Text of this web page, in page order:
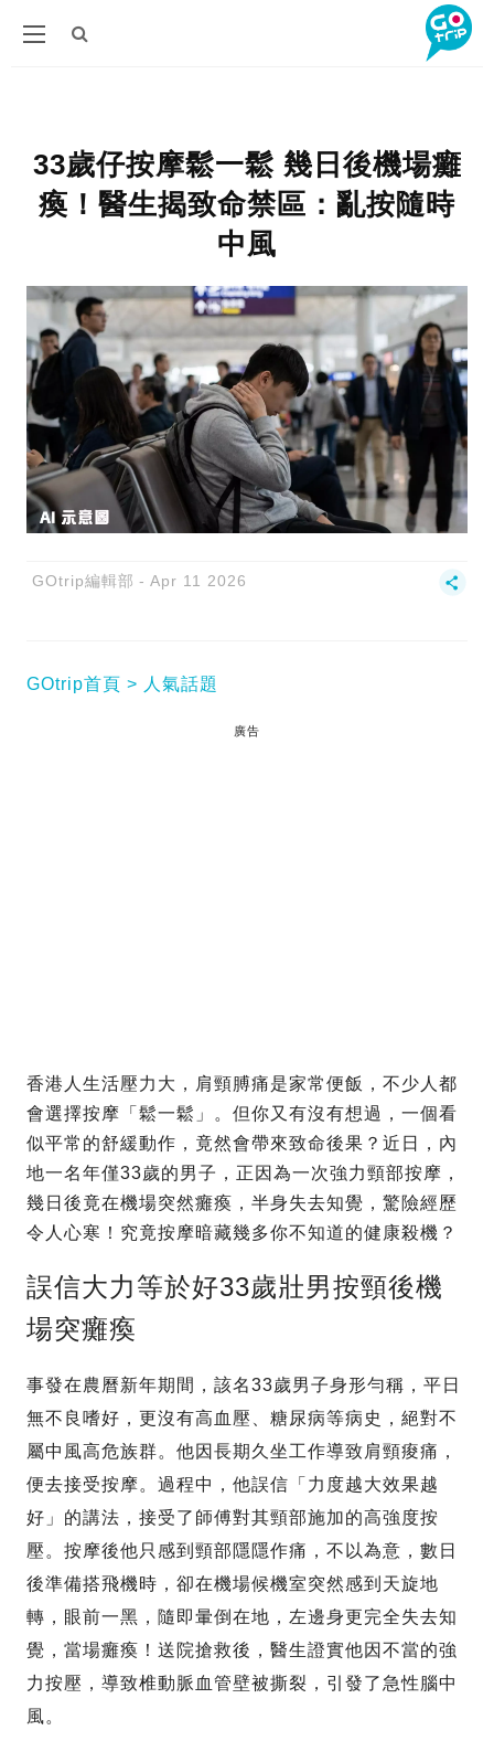
33歲仔按摩鬆一鬆 幾日後機場癱
瘓！醫生揭致命禁區：亂按隨時
中風
GOtrip編輯部 Apr 11 2026
GOtrip首頁 人氣話題
廣告
香港人生活壓力大，肩頸膊痛是家常便飯，不少人都
會選擇按摩「鬆一鬆」。但你又有沒有想過，一個看
似平常的舒緩動作，竟然會帶來致命後果？近日，內
地一名年僅33歲的男子，正因為一次強力頸部按摩，
幾日後竟在機場突然癱瘓，半身失去知覺，驚險經歷
令人心寒！究竟按摩暗藏幾多你不知道的健康殺機？
誤信大力等於好33歲壯男按頸後機
場突癱瘓
事發在農曆新年期間，該名33歲男子身形勻稱，平日
無不良嗜好，更沒有高血壓、糖尿病等病史，絕對不
屬中風高危族群。他因長期久坐工作導致肩頸痠痛，
便去接受按摩。過程中，他誤信「力度越大效果越
好」的講法，接受了師傅對其頸部施加的高強度按
壓。按摩後他只感到頸部隱隱作痛，不以為意，數日
後準備搭飛機時，卻在機場候機室突然感到天旋地
轉，眼前一黑，隨即暈倒在地，左邊身更完全失去知
覺，當場癱瘓！送院搶救後，醫生證實他因不當的強
力按壓，導致椎動脈血管壁被撕裂，引發了急性腦中
風。